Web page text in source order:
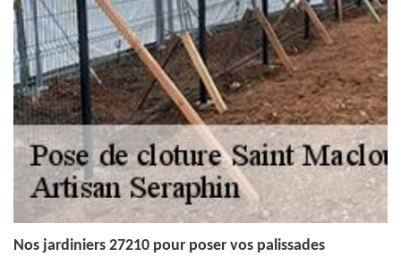
Nos jardiniers 27210 pour poser vos palissades